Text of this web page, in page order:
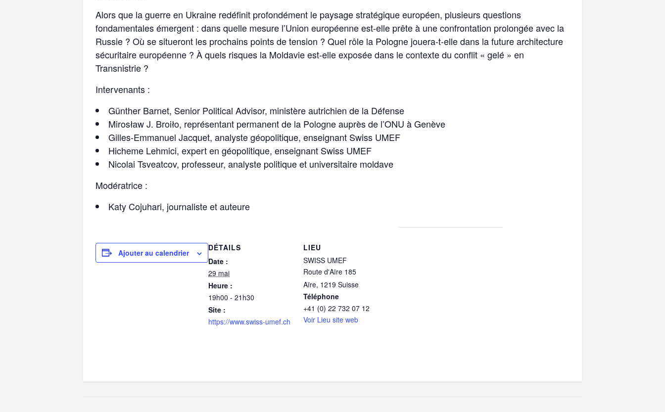
Alors que la guerre en Ukraine redéfinit profondément le paysage stratégique européen, plusieurs questions
fondamentales émergent : dans quelle mesure l’Union européenne est-elle prête à une confrontation prolongée avec la
Russie ? Où se situeront les prochains points de tension ? Quel rôle la Pologne jouera-t-elle dans la future architecture
sécuritaire européenne ? À quels risques la Moldavie est-elle exposée dans le contexte du conflit « gelé » en
Transnistrie ?
Intervenants :
Günther Barnet, Senior Political Advisor, ministère autrichien de la Défense
Mirosław J. Broiło, représentant permanent de la Pologne auprès de l’ONU à Genève
Gilles-Emmanuel Jacquet, analyste géopolitique, enseignant Swiss UMEF
Hicheme Lehmici, expert en géopolitique, enseignant Swiss UMEF
Nicolai Tsveatcov, professeur, analyste politique et universitaire moldave
Modératrice :
Katy Cojuhari, journaliste et auteure
Ajouter au calendrier
DÉTAILS
Date :
29 mai
Heure :
19h00 - 21h30
Site :
https://www.swiss-umef.ch
LIEU
SWISS UMEF
Route d'Aïre 185
Aïre, 1219 Suisse
Téléphone
+41 (0) 22 732 07 12
Voir Lieu site web